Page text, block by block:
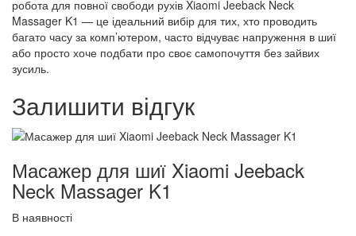
робота для повної свободи рухів Xiaomi Jeeback Neck
Massager K1 — це ідеальний вибір для тих, хто проводить
багато часу за комп’ютером, часто відчуває напруження в шиї
або просто хоче подбати про своє самопочуття без зайвих
зусиль.
Залишити відгук
Масажер для шиї Xiaomi Jeeback
Neck Massager K1
В наявності